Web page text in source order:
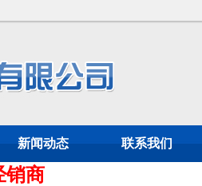
新闻动态 联系我们